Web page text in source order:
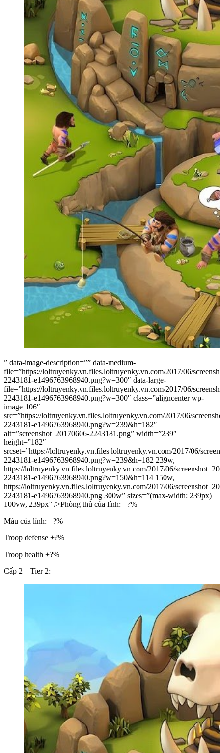
” data-image-description=”” data-medium-
file=”https://loltruyenky.vn.files.loltruyenky.vn.com/2017/06/
2243181-e1496763968940.png?w=300″ data-large-
file=”https://loltruyenky.vn.files.loltruyenky.vn.com/2017/06/
2243181-e1496763968940.png?w=300″ class=”aligncenter wp-
image-106″
src=”https://loltruyenky.vn.files.loltruyenky.vn.com/2017/06/
2243181-e1496763968940.png?w=239&h=182″
alt=”screenshot_20170606-2243181.png” width=”239″
height=”182″
srcset=”https://loltruyenky.vn.files.loltruyenky.vn.com/2017/06/
2243181-e1496763968940.png?w=239&h=182 239w,
https://loltruyenky.vn.files.loltruyenky.vn.com/2017/06/
2243181-e1496763968940.png?w=150&h=114 150w,
https://loltruyenky.vn.files.loltruyenky.vn.com/2017/06/
2243181-e1496763968940.png 300w” sizes=”(max-width: 239px)
100vw, 239px” />Phòng thủ của lính: +?%
Máu của lính: +?%
Troop defense +?%
Troop health +?%
Cấp 2 – Tier 2: